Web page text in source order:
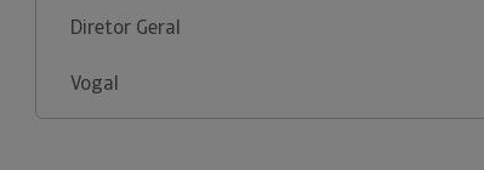
Diretor Geral
Vogal